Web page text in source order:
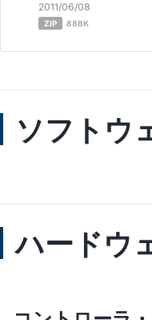
2011/06/08
ZIP 888K
ソフトウ
ハードウ